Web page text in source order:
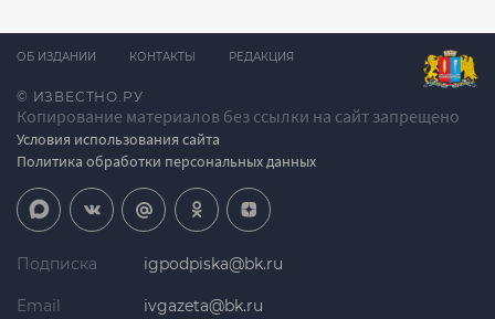
© ИЗВЕСТНО.РУ
Копирование материалов без ссылки на сайт запрещено
Условия использования сайта
Политика обработки персональных данных
ОБ ИЗДАНИИ КОНТАКТЫ РЕДАКЦИЯ
Подписка igpodpiska@bk.ru
Email ivgazeta@bk.ru